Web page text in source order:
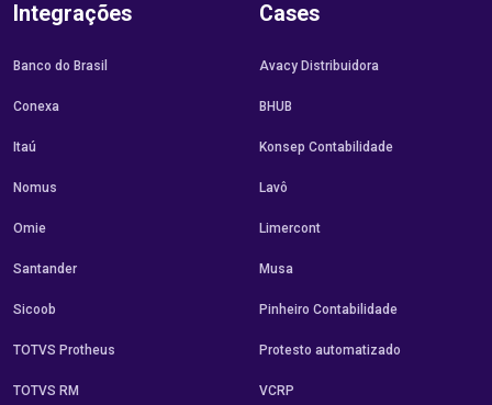
Integrações
Banco do Brasil
Conexa
Itaú
Nomus
Omie
Santander
Sicoob
TOTVS Protheus
TOTVS RM
Cases
Avacy Distribuidora
BHUB
Konsep Contabilidade
Lavô
Limercont
Musa
Pinheiro Contabilidade
Protesto automatizado
VCRP